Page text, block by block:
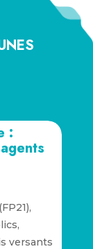
:
versants